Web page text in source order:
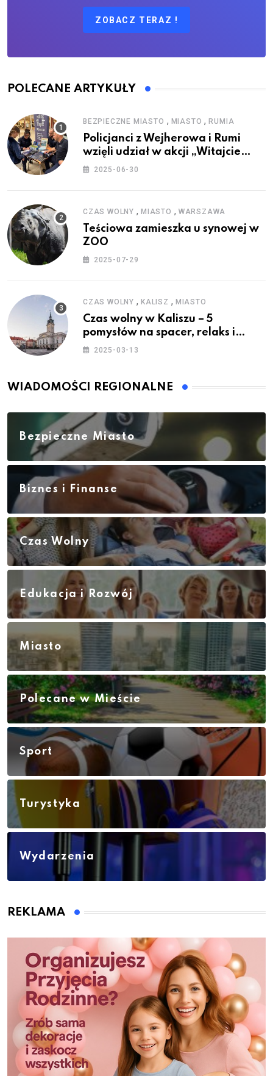
ZOBACZ TERAZ !
POLECANE ARTYKUŁY
BEZPIECZNE MIASTO , MIASTO ,RUMIA
Policjanci z Wejherowa i Rumi
wzięli udział w akcji „Witajcie
Wakacje”
2025-06-30
CZAS WOLNY , MIASTO , WARSZAWA
Teściowa zamieszka u synowej w
ZOO
2025-07-29
CZAS WOLNY , KALISZ , MIASTO
Czas wolny w Kaliszu – 5
pomysłów na spacer, relaks i
rodzinne atrakcje
2025-03-13
WIADOMOŚCI REGIONALNE
Bezpieczne Miasto
Biznes i Finanse
Czas Wolny
Edukacja i Rozwój
Miasto
Polecane w Mieście
Sport
Turystyka
Wydarzenia
REKLAMA